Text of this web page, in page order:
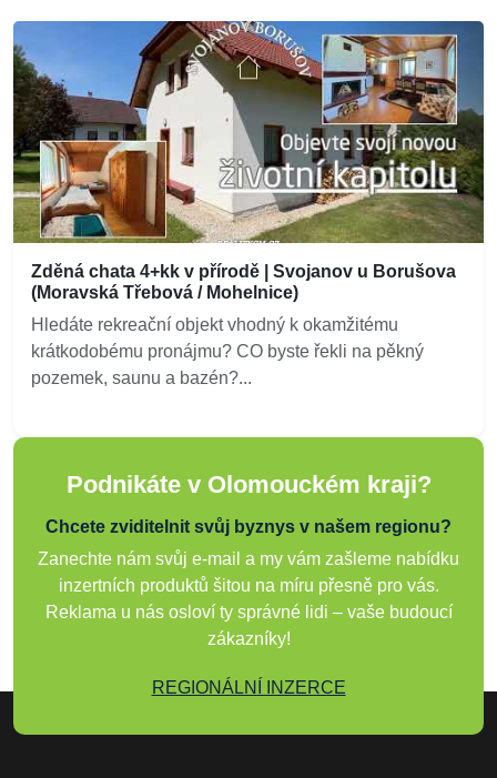
Zděná chata 4+kk v přírodě | Svojanov u Borušova
(Moravská Třebová / Mohelnice)
Hledáte rekreační objekt vhodný k okamžitému
krátkodobému pronájmu? CO byste řekli na pěkný
pozemek, saunu a bazén?...
Podnikáte v Olomouckém kraji?
Chcete zviditelnit svůj byznys v našem regionu?
Zanechte nám svůj e-mail a my vám zašleme nabídku
inzertních produktů šitou na míru přesně pro vás.
Reklama u nás osloví ty správné lidi – vaše budoucí
zákazníky!
REGIONÁLNÍ INZERCE